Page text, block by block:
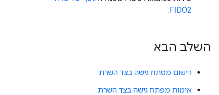
FIDO2
.
השלב הבא
רישום מפתח גישה בצד השרת
אימות מפתח גישה בצד השרת